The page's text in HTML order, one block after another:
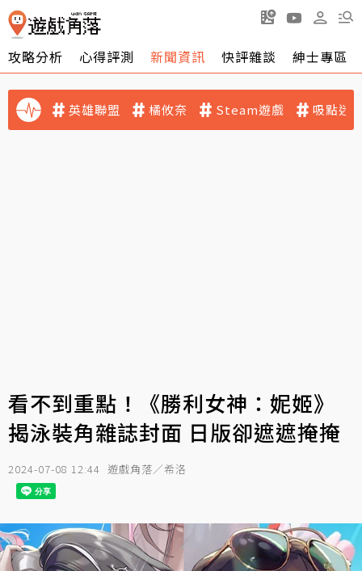
攻略分析 心得評測 新聞資訊 快評雜談 紳士專區
英雄聯盟 橘攸奈 Steam遊戲 吸點迷
看不到重點！《勝利女神：妮姬》
揭泳裝角雜誌封面 日版卻遮遮掩掩
2024-07-08 12:44 遊戲角落／希洛